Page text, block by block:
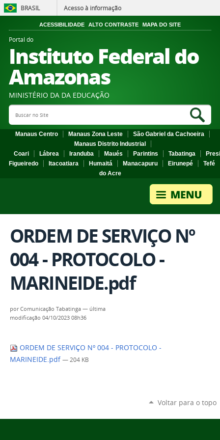
BRASIL Acesso à informação
ACESSIBILIDADE ALTO CONTRASTE MAPA DO SITE
Portal do
Instituto Federal do
Amazonas
MINISTÉRIO DA DA EDUCAÇÃO
Search Site
Manaus Centro Manaus Zona Leste
São Gabriel da Cachoeira
Manaus Distrito Industrial
Coari
Lábrea Iranduba Maués Parintins Tabatinga
Figueiredo
Itacoatiara Humaitá Manacapuru Eirunepé
Tefé
do Acre
ORDEM DE SERVIÇO Nº
004 - PROTOCOLO -
MARINEIDE.pdf
porComunicação Tabatinga — última
modificação 04/10/2023 08h36
ORDEM DE SERVIÇO Nº 004 - PROTOCOLO -
MARINEIDE.pdf — 204 KB
Voltar para o topo